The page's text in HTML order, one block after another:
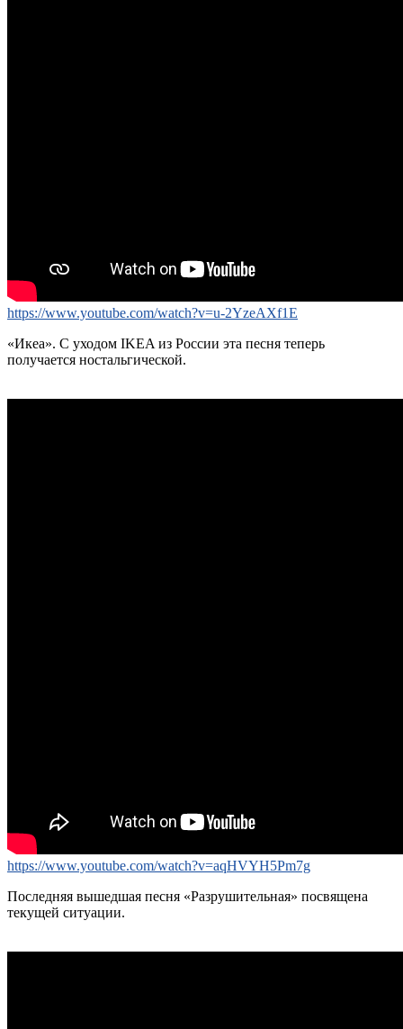
https://www.youtube.com/watch?v=u-2YzeAXf1E
«Икеа». С уходом IKEA из России эта песня теперь
получается ностальгической.
https://www.youtube.com/watch?v=aqHVYH5Pm7g
Последняя вышедшая песня «Разрушительная» посвящена
текущей ситуации.